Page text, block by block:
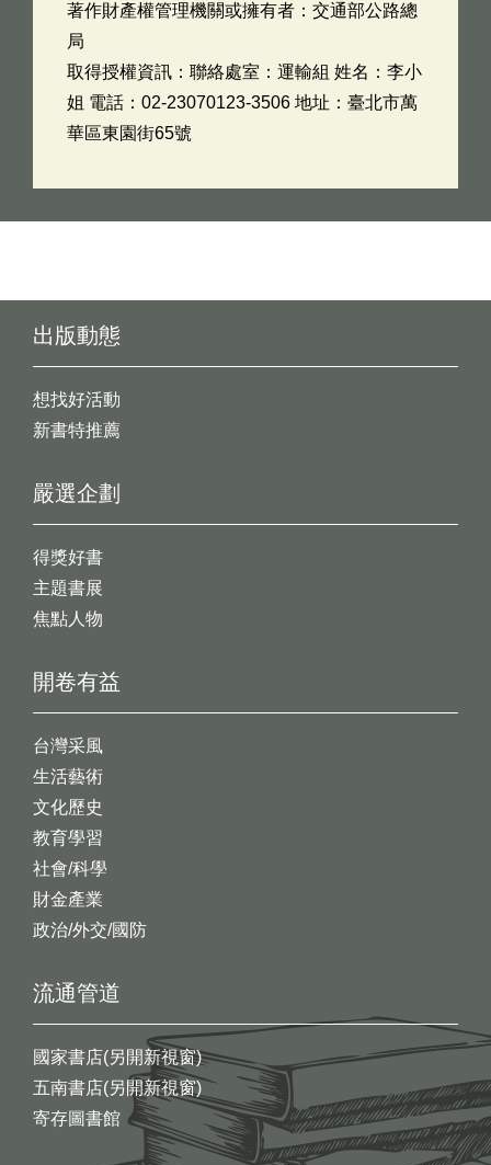
著作財產權管理機關或擁有者：交通部公路總
局
取得授權資訊：聯絡處室：運輸組 姓名：李小
姐 電話：02-23070123-3506 地址：臺北市萬
華區東園街65號
出版動態
想找好活動
新書特推薦
開卷有益
台灣采風
生活藝術
文化歷史
教育學習
社會/科學
財金產業
政治/外交/國防
嚴選企劃
得獎好書
主題書展
焦點人物
流通管道
國家書店(另開新視窗)
五南書店(另開新視窗)
寄存圖書館